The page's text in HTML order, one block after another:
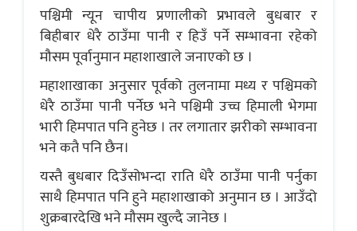
पश्चिमी न्यून चापीय प्रणालीको प्रभावले बुधबार र
बिहीबार धेरै ठाउँमा पानी र हिउँ पर्ने सम्भावना रहेको
मौसम पूर्वानुमान महाशाखाले जनाएको छ ।
महाशाखाका अनुसार पूर्वको तुलनामा मध्य र पश्चिमको
धेरै ठाउँमा पानी पर्नेछ भने पश्चिमी उच्च हिमाली भेगमा
भारी हिमपात पनि हुनेछ । तर लगातार झरीको सम्भावना
भने कतै पनि छैन।
यस्तै बुधबार दिउँसोभन्दा राति धेरै ठाउँमा पानी पर्नुका
साथै हिमपात पनि हुने महाशाखाको अनुमान छ । आउँदो
शुक्रबारदेखि भने मौसम खुल्दै जानेछ ।